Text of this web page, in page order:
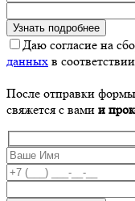
Даю согласие на
данных в
После отправки
свяжется с вами и